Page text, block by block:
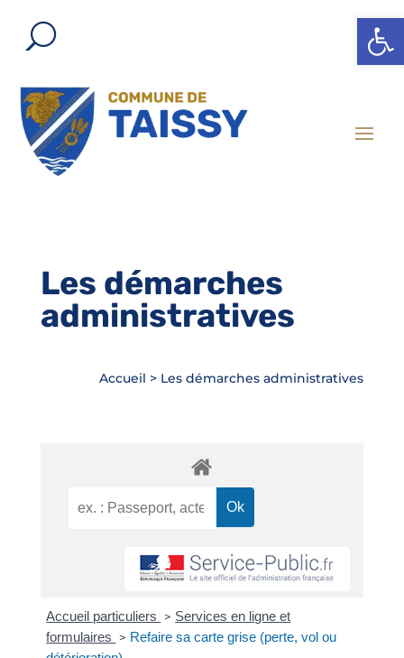
Ouvrir
Les démarches
administratives
Accueil > Les démarches administratives
Accueil particuliers > Services en ligne et
formulaires
> Refaire sa carte grise (perte, vol ou